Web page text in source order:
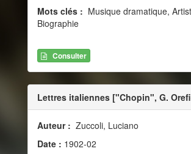
Mots clés : Musique dramatique,
Biographie
Consulter
Lettres italiennes ["Chopin", G.
Auteur : Zuccoli, Luciano
Date : 1902-02